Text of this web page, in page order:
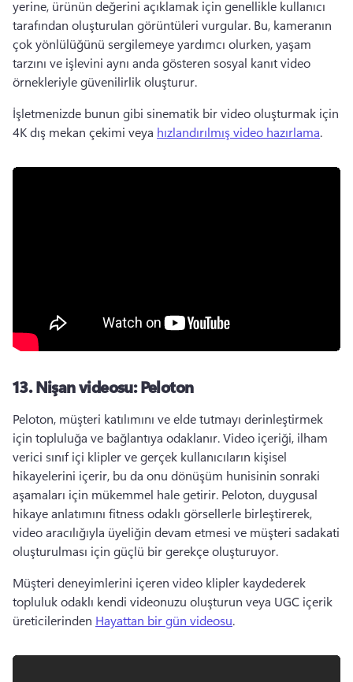
yerine, ürünün değerini açıklamak için genellikle kullanıcı
tarafından oluşturulan görüntüleri vurgular. Bu, kameranın
çok yönlülüğünü sergilemeye yardımcı olurken, yaşam
tarzını ve işlevini aynı anda gösteren sosyal kanıt video
örnekleriyle güvenilirlik oluşturur.
İşletmenizde bunun gibi sinematik bir video oluşturmak için
4K dış mekan çekimi veya hızlandırılmış video hazırlama.
13.Nişan videosu: Peloton
Peloton, müşteri katılımını ve elde tutmayı derinleştirmek
için topluluğa ve bağlantıya odaklanır. Video içeriği, ilham
verici sınıf içi klipler ve gerçek kullanıcıların kişisel
hikayelerini içerir, bu da onu dönüşüm hunisinin sonraki
aşamaları için mükemmel hale getirir. Peloton, duygusal
hikaye anlatımını fitness odaklı görsellerle birleştirerek,
video aracılığıyla üyeliğin devam etmesi ve müşteri sadakati
oluşturulması için güçlü bir gerekçe oluşturuyor.
Müşteri deneyimlerini içeren video klipler kaydederek
topluluk odaklı kendi videonuzu oluşturun veya UGC içerik
üreticilerinden Hayattan bir gün videosu.